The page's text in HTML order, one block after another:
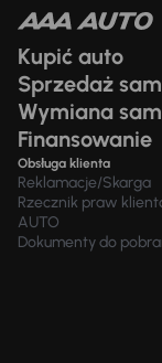
Kupić auto
Sprzedaż
Wymiana
Finansowanie
Obsługa klienta
Reklamacje/Skarga
Rzecznik praw
AUTO
Dokumenty do